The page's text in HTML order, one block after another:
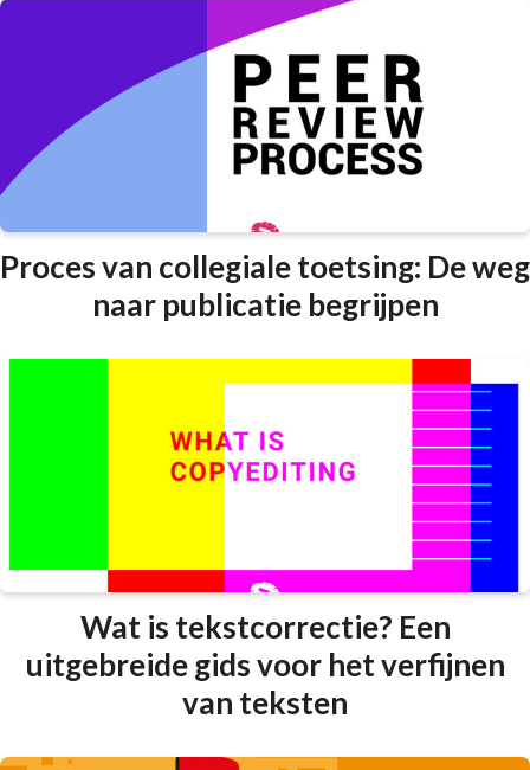
Proces van collegiale toetsing: De weg
naar publicatie begrijpen
Wat is tekstcorrectie? Een
uitgebreide gids voor het verfijnen
van teksten